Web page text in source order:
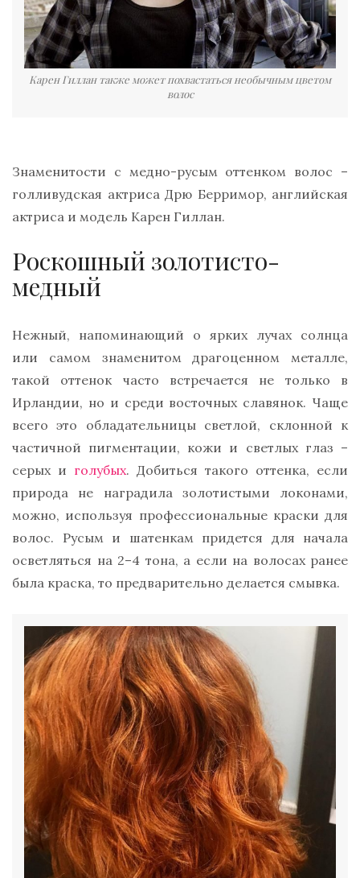
Карен Гиллан также может похвастаться необычным цветом
волос
Знаменитости с медно-русым оттенком волос –
голливудская актриса Дрю Берримор, английская
актриса и модель Карен Гиллан.
Роскошный золотисто-
медный
Нежный, напоминающий о ярких лучах солнца
или самом знаменитом драгоценном металле,
такой оттенок часто встречается не только в
Ирландии, но и среди восточных славянок. Чаще
всего это обладательницы светлой, склонной к
частичной пигментации, кожи и светлых глаз –
серых и голубых. Добиться такого оттенка, если
природа не наградила золотистыми локонами,
можно, используя профессиональные краски для
волос. Русым и шатенкам придется для начала
осветляться на 2–4 тона, а если на волосах ранее
была краска, то предварительно делается смывка.